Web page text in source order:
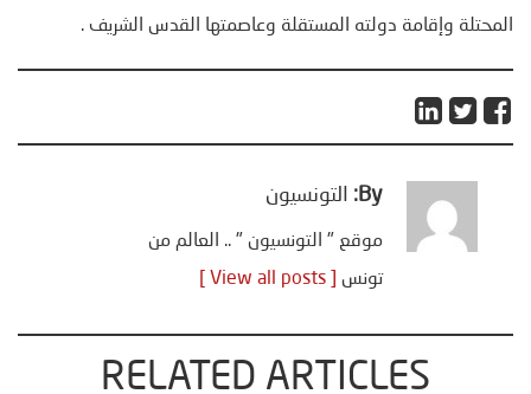
المحتلة وإقامة دولته المستقلة وعاصمتها القدس الشريف .
By: التونسيون
موقع " التونسيون " .. العالم من
تونس
RELATED ARTICLES